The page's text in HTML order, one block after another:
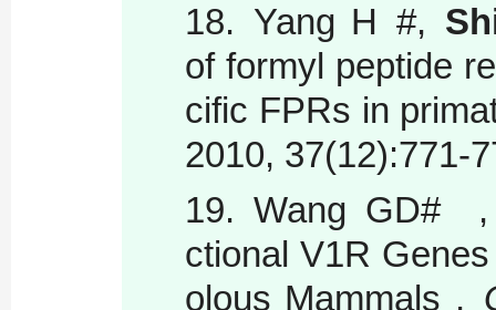
18. Yang H #,
of formyl peptide
cific FPRs in
2010, 37(12):771-
19. Wang GD#
ctional V1R
olous Mammals ,